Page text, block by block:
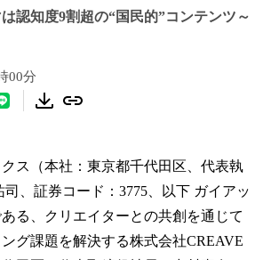
認知度9割超の“国民的”コンテンツ～
00分
ス（本社：東京都千代田区、代表執
、証券コード：3775、以下 ガイアッ
る、クリエイターとの共創を通じて
グ課題を解決する株式会社CREAVE